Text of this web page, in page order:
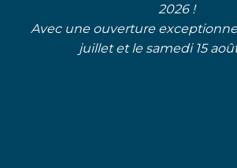
2026 !
Avec une ouverture
juillet et le samedi 15